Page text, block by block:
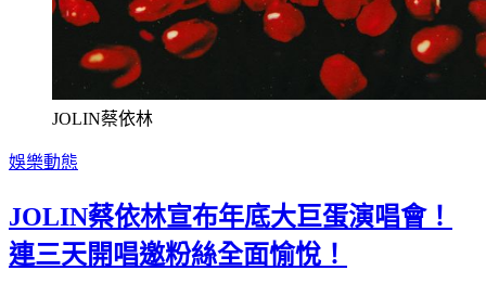
JOLIN蔡依林
娛樂動態
JOLIN蔡依林宣布年底大巨蛋演唱會！
連三天開唱邀粉絲全面愉悅！